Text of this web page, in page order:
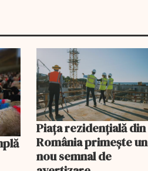
Piața rezidențială din
România primește un
nou semnal de